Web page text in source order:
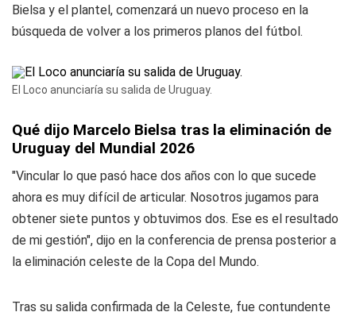
Bielsa y el plantel, comenzará un nuevo proceso en la
búsqueda de volver a los primeros planos del fútbol.
El Loco anunciaría su salida de Uruguay.
Qué dijo Marcelo Bielsa tras la eliminación de
Uruguay del Mundial 2026
"Vincular lo que pasó hace dos años con lo que sucede
ahora es muy difícil de articular. Nosotros jugamos para
obtener siete puntos y obtuvimos dos. Ese es el resultado
de mi gestión", dijo en la conferencia de prensa posterior a
la eliminación celeste de la Copa del Mundo.
Tras su salida confirmada de la Celeste, fue contundente